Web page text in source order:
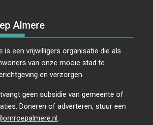
Almere
is een vrijwilligers organisatie die als
van onze mooie stad te
en verzorgen.
geen subsidie van gemeente of
Doneren of adverteren, stuur een
.